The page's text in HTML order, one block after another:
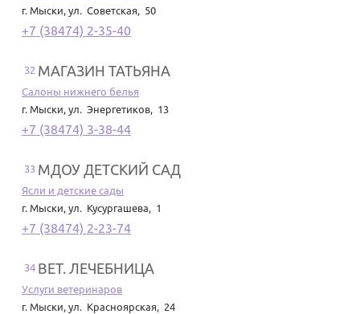
г. Мыски, ул. Советская, 50
+7 (38474) 2-35-40
32 МАГАЗИН ТАТЬЯНА
Салоны нижнего белья
г. Мыски, ул. Энергетиков, 13
+7 (38474) 3-38-44
33 МДОУ ДЕТСКИЙ САД
Ясли и детские сады
г. Мыски, ул. Кусургашева, 1
+7 (38474) 2-23-74
34 ВЕТ. ЛЕЧЕБНИЦА
Услуги ветеринаров
г. Мыски, ул. Красноярская, 24